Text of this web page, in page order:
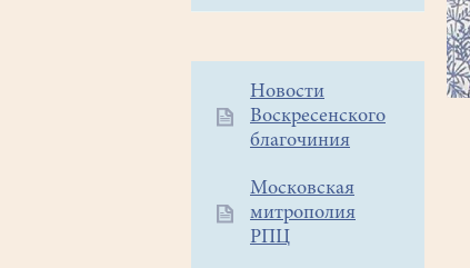
Дополнительное
меню
Новости
Воскресенского
благочиния
Московская
митрополия
РПЦ